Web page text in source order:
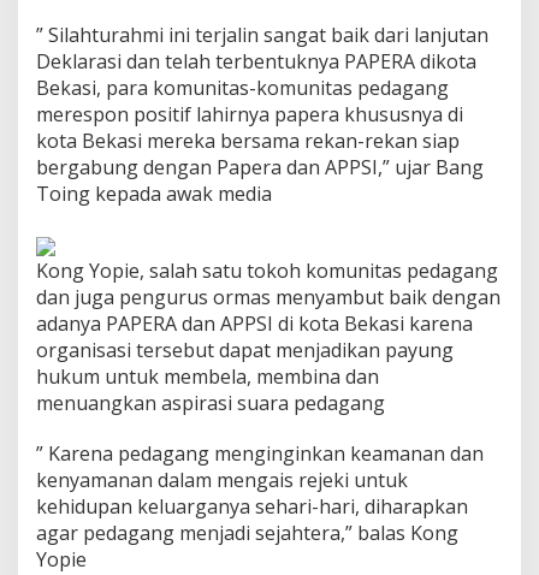
” Silahturahmi ini terjalin sangat baik dari lanjutan
Deklarasi dan telah terbentuknya PAPERA dikota
Bekasi, para komunitas-komunitas pedagang
merespon positif lahirnya papera khususnya di
kota Bekasi mereka bersama rekan-rekan siap
bergabung dengan Papera dan APPSI,” ujar Bang
Toing kepada awak media
Kong Yopie, salah satu tokoh komunitas pedagang
dan juga pengurus ormas menyambut baik dengan
adanya PAPERA dan APPSI di kota Bekasi karena
organisasi tersebut dapat menjadikan payung
hukum untuk membela, membina dan
menuangkan aspirasi suara pedagang
” Karena pedagang menginginkan keamanan dan
kenyamanan dalam mengais rejeki untuk
kehidupan keluarganya sehari-hari, diharapkan
agar pedagang menjadi sejahtera,” balas Kong
Yopie